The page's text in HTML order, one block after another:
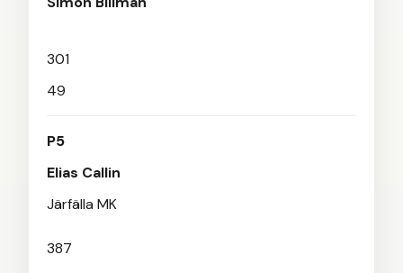
301
49
P5
Elias Callin
Järfälla MK
387